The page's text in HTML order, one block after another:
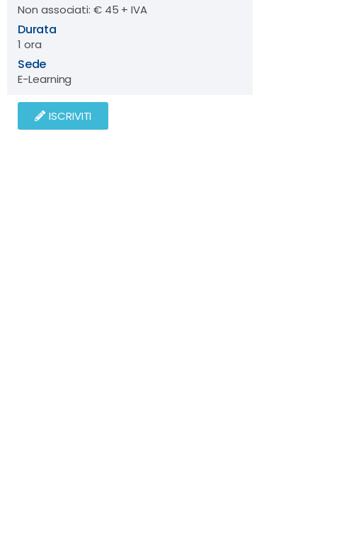
Non associati: € 45 + IVA
Durata
1 ora
Sede
E-Learning
ISCRIVITI